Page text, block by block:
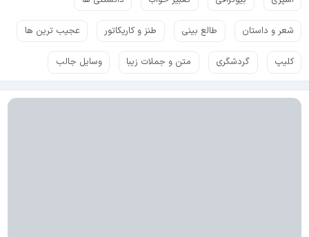
شعر و داستان طالع بینی طنز و کاریکاتور عجیب ترین ها
کلیپ گردشگری متن و جملات زیبا وسایل جالب